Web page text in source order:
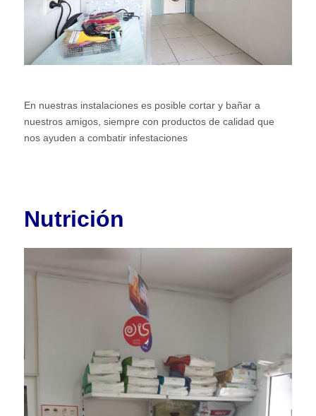
En nuestras instalaciones es posible cortar y bañar a
nuestros amigos, siempre con productos de calidad que
nos ayuden a combatir infestaciones
Nutrición